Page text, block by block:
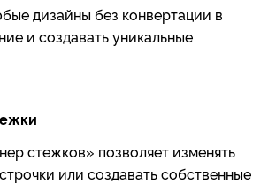
дизайны без конвертации в
и создавать уникальные
стежков» позволяет изменять
или создавать собственные